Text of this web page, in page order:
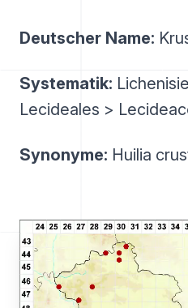
Deutscher Name:
Systematik:
Lecideales >
Synonyme: Huilia